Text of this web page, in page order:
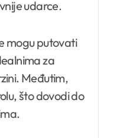
udarce.
mogu putovati
za
Međutim,
što dovodi do